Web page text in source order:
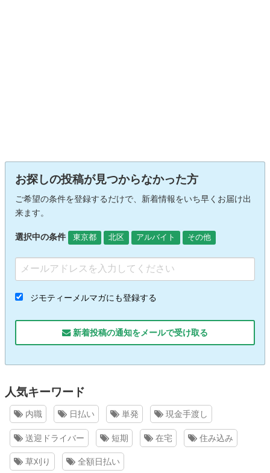
お探しの投稿が見つからなかった方
ご希望の条件を登録するだけで、新着情報をいち早くお届け出
来ます。
選択中の条件 東京都 北区 アルバイト その他
ジモティーメルマガにも登録する
新着投稿の通知をメールで受け取る
人気キーワード
内職 日払い 単発 現金手渡し
送迎ドライバー 短期 在宅 住み込み
草刈り 全額日払い